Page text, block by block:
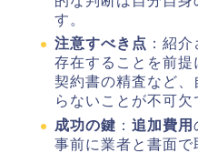
す。
注意すべき点 ：紹
存在することを前提
契約書の精査など
らないことが不可欠
成功の鍵 ： 追加費用
事前に業者と書面で